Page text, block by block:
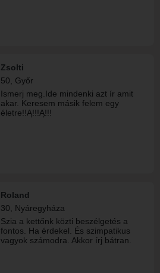
Zsolti
50, Győr
Ismerj meg.Ide mindenki azt ír amit
akar. Keresem másik felem egy
életre!!Ą!!!Ą!!!
Roland
30, Nyáregyháza
Szia a kettőnk közti beszélgetés a
fontos. Ha érdekel. És szimpatikus
vagyok számodra. Akkor írj bátran.